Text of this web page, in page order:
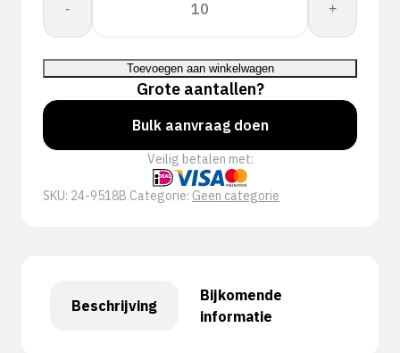
-
18G
BLACK
MF
A4/D
aantal
+
Toevoegen aan winkelwagen
Grote aantallen?
Bulk aanvraag doen
Veilig betalen met:
SKU: 24-9518B Categorie: Geen categorie
Beschrijving
Bijkomende
informatie